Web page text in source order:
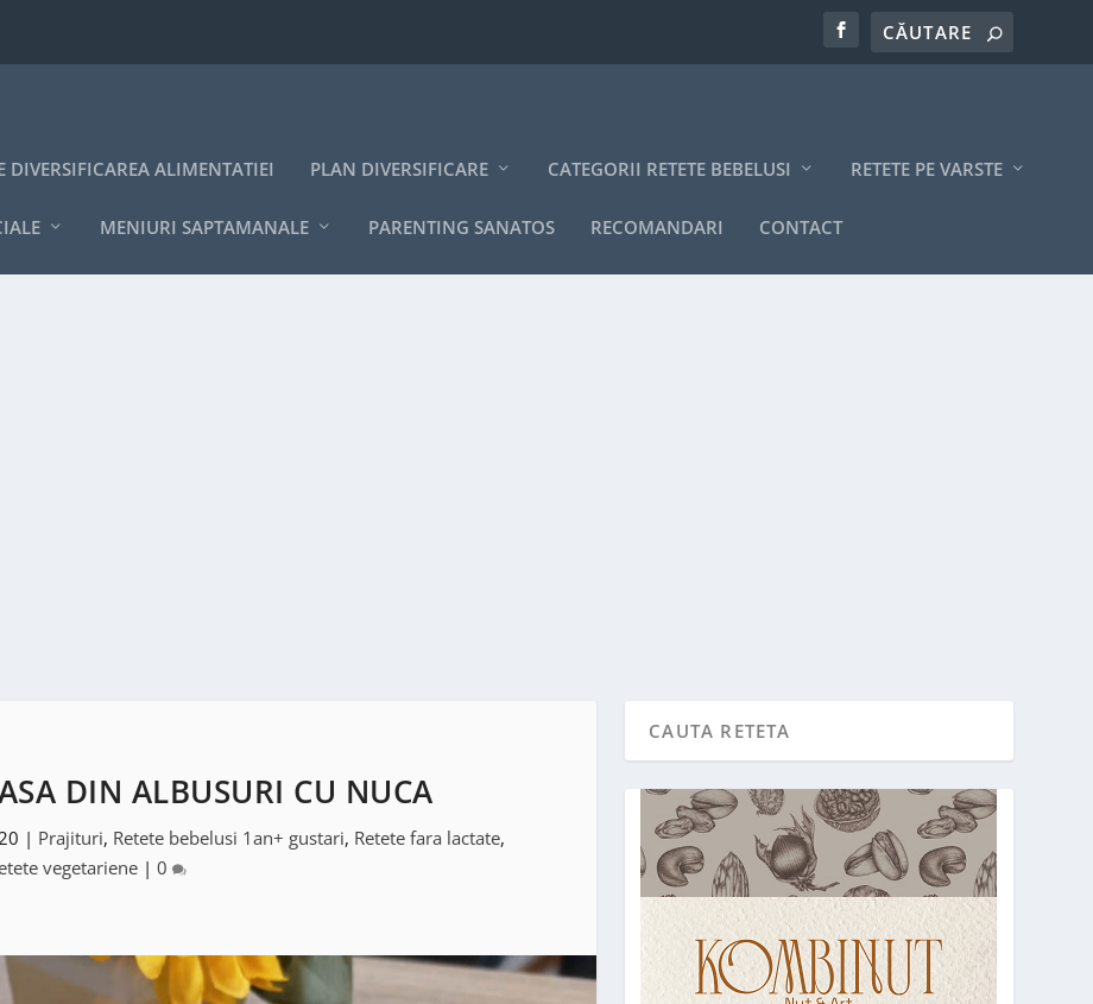
DIVERSIFICAREA ALIMENTATIEI PLAN DIVERSIFICARE CATEGORII RETETE BEBELUSI RETETE PE VARSTE
MENIURI SAPTAMANALE PARENTING SANATOS RECOMANDARI CONTACT
DIN ALBUSURI CU NUCA
| Prajituri, Retete bebelusi 1an+ gustari, Retete fara lactate,
vegetariene| 0